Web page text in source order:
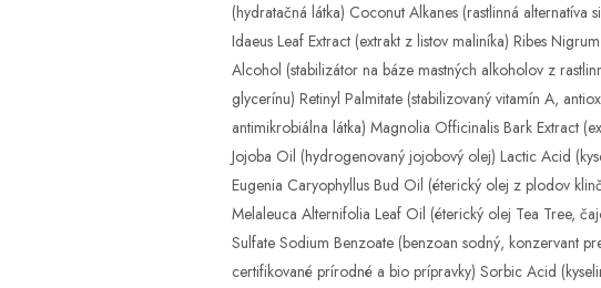
(hydratačná látka) Coconut Alkanes (rastlinná alternatíva
Idaeus Leaf Extract (extrakt z listov maliníka) Ribes
Alcohol (stabilizátor na báze mastných alkoholov z
glycerínu) Retinyl Palmitate (stabilizovaný vitamín A,
antimikrobiálna látka) Magnolia Officinalis Bark Extract
Jojoba Oil (hydrogenovaný jojobový olej) Lactic Acid
Eugenia Caryophyllus Bud Oil (éterický olej z plodov
Melaleuca Alternifolia Leaf Oil (éterický olej Tea Tree,
Sulfate Sodium Benzoate (benzoan sodný, konzervant
certifikované prírodné a bio prípravky) Sorbic Acid